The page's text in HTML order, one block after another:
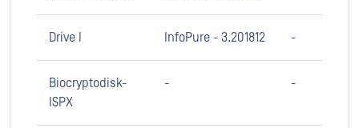
Drive I InfoPure - 3.201812 -
Biocryptodisk-
ISPX
- -